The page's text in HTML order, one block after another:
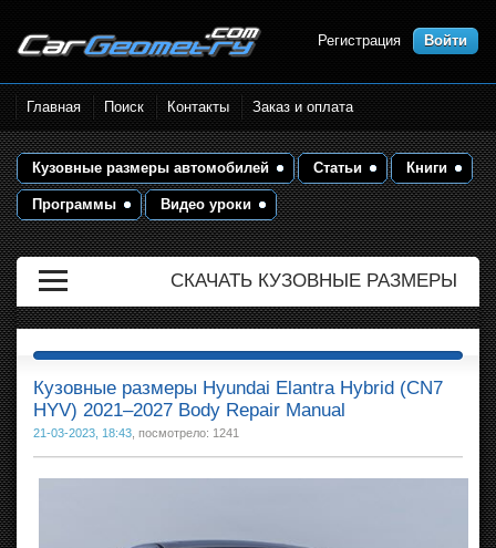
Размеры кузова автомобилей.
Контрольные точки и кузовные
размеры. Геометрия кузова
Регистрация Войти
Главная Поиск Контакты Заказ и оплата
Кузовные размеры автомобилей Статьи Книги
Программы Видео уроки
СКАЧАТЬ КУЗОВНЫЕ РАЗМЕРЫ
Кузовные размеры Hyundai Elantra Hybrid (CN7
HYV) 2021–2027 Body Repair Manual
21-03-2023, 18:43 , посмотрело: 1241